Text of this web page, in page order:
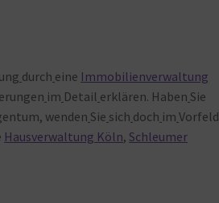
durch eine Immobilienverwaltung
im Detail erklären. Haben Sie
wenden Sie sich doch im Vorfeld
Hausverwaltung Köln,Schleumer